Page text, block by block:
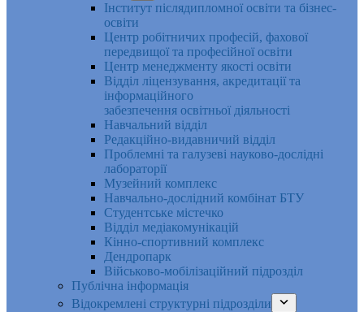
Інститут післядипломної освіти та бізнес-
освіти
Центр робітничих професій, фахової
передвищої та професійної освіти
Центр менеджменту якості освіти
Відділ ліцензування, акредитації та
інформаційного
забезпечення освітньої діяльності
Навчальний відділ
Редакційно-видавничий відділ
Проблемні та галузеві науково-дослідні
лабораторії
Музейний комплекс
Навчально-дослідний комбінат БТУ
Студентське містечко
Відділ медіакомунікацій
Кінно-спортивний комплекс
Дендропарк
Військово-мобілізаційний підрозділ
Публічна інформація
Відокремлені структурні підрозділи